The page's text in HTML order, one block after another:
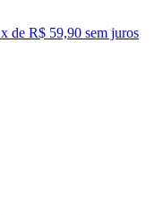
x de R$ 59,90 sem juros